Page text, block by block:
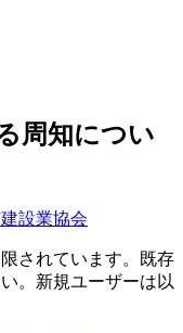
周知につい
設業協会
されています。既存
。新規ユーザーは以